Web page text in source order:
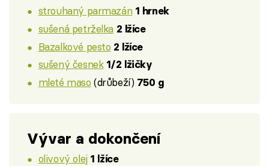
strouhaný parmazán 1 hrnek
sušená petrželka 2 lžíce
Bazalkové pesto 2 lžíce
sušený česnek 1/2 lžičky
mleté maso (drůbeží) 750 g
Vývar a dokončení
olivový olej 1 lžíce